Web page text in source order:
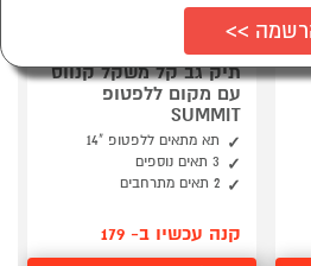
תיק גב קל משקל קנווס
עם מקום ללפטופ
SUMMIT
תא מתאים ללפטופ "14
3 תאים נוספים
2 תאים מתרחבים
קנה עכשיו ב- 179